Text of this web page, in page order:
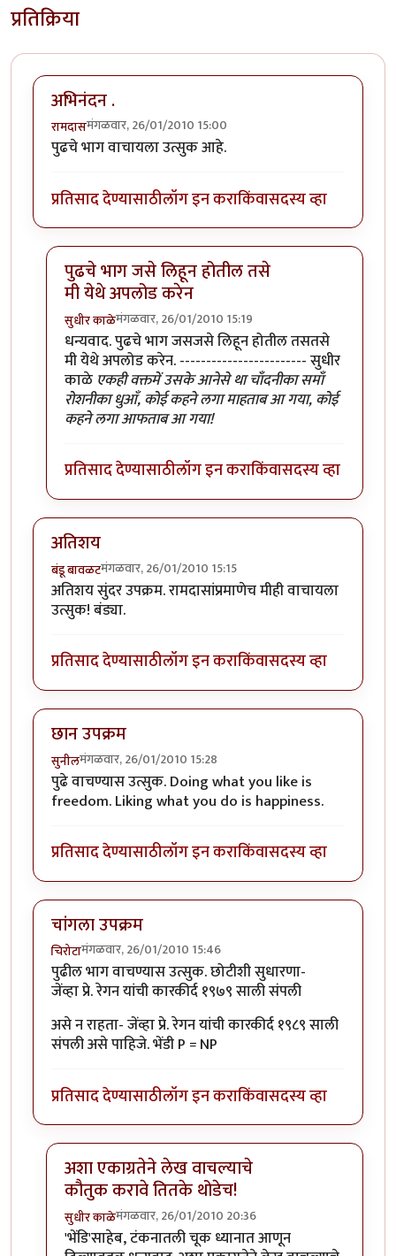
प्रतिक्रिया
अभिनंदन .
रामदासमंगळवार, 26/01/2010 15:00
पुढचे भाग वाचायला उत्सुक आहे.
प्रतिसाद देण्यासाठीलॉग इन कराकिंवासदस्य व्हा
पुढचे भाग जसे लिहून होतील तसे
मी येथे अपलोड करेन
सुधीर काळेमंगळवार, 26/01/2010 15:19
In reply toअभिनंदन .byरामदास
धन्यवाद. पुढचे भाग जसजसे लिहून होतील तसतसे
मी येथे अपलोड करेन. ------------------------ सुधीर
काळे एकही वक्तमें उसके आनेसे था चाँदनीका समाँ
रोशनीका धुआँ, कोई कहने लगा माहताब आ गया, कोई
कहने लगा आफताब आ गया!
प्रतिसाद देण्यासाठीलॉग इन कराकिंवासदस्य व्हा
अतिशय
बंडू बावळटमंगळवार, 26/01/2010 15:15
अतिशय सुंदर उपक्रम. रामदासांप्रमाणेच मीही वाचायला
उत्सुक! बंड्या.
प्रतिसाद देण्यासाठीलॉग इन कराकिंवासदस्य व्हा
छान उपक्रम
सुनीलमंगळवार, 26/01/2010 15:28
पुढे वाचण्यास उत्सुक. Doing what you like is
freedom. Liking what you do is happiness.
प्रतिसाद देण्यासाठीलॉग इन कराकिंवासदस्य व्हा
चांगला उपक्रम
चिरोटामंगळवार, 26/01/2010 15:46
पुढील भाग वाचण्यास उत्सुक. छोटीशी सुधारणा-
जेंव्हा प्रे. रेगन यांची कारकीर्द १९७९ साली संपली
असे न राहता- जेंव्हा प्रे. रेगन यांची कारकीर्द १९८९ साली
संपली असे पाहिजे. भेंडी P = NP
प्रतिसाद देण्यासाठीलॉग इन कराकिंवासदस्य व्हा
अशा एकाग्रतेने लेख वाचल्याचे
कौतुक करावे तितके थोडेच!
सुधीर काळेमंगळवार, 26/01/2010 20:36
In reply toचांगला उपक्रमbyचिरोटा
'भेंडि'साहेब, टंकनातली चूक ध्यानात आणून